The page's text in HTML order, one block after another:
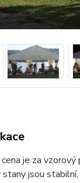
je za
jsou